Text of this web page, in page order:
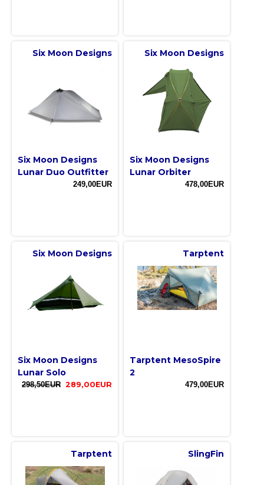
Six Moon Designs
Six Moon Designs
Lunar Duo Outfitter
249,00EUR
Six Moon Designs
Six Moon Designs
Lunar Orbiter
478,00EUR
Six Moon Designs
Six Moon Designs
Lunar Solo
298,50EUR 289,00EUR
Tarptent
Tarptent MesoSpire
2
479,00EUR
Tarptent SlingFin